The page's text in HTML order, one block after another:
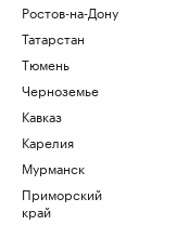
Ростов-на-Дону
Татарстан
Тюмень
Черноземье
Кавказ
Карелия
Мурманск
Приморский
край